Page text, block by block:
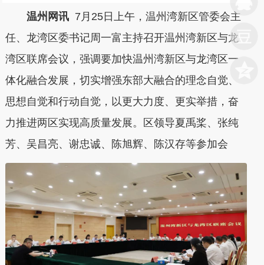
温州网讯7月25日上午，温州湾新区管委会主
任、龙湾区委书记周一富主持召开温州湾新区与龙
湾区联席会议，强调要加快温州湾新区与龙湾区一
体化融合发展，切实增强东部大融合的理念自觉、
思想自觉和行动自觉，以更大力度、更实举措，奋
力推进两区实现高质量发展。区领导夏禹桨、张纯
芳、吴昌亮、谢忠诚、陈旭辉、陈汉存等参加会